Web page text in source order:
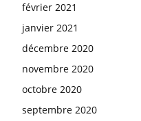
février 2021
janvier 2021
décembre 2020
novembre 2020
octobre 2020
septembre 2020